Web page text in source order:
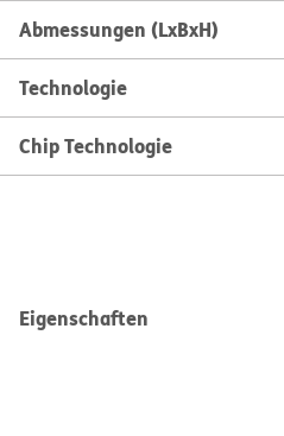
Abmessungen (LxBxH)
Technologie
Chip Technologie
Eigenschaften